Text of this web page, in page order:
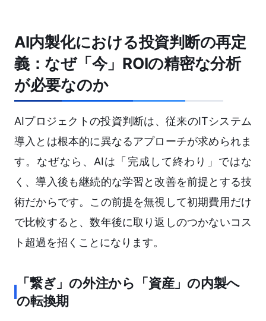
AI内製化における投資判断の再定
義：なぜ「今」ROIの精密な分析
が必要なのか
AIプロジェクトの投資判断は、従来のITシステム
導入とは根本的に異なるアプローチが求められま
す。なぜなら、AIは「完成して終わり」ではな
く、導入後も継続的な学習と改善を前提とする技
術だからです。この前提を無視して初期費用だけ
で比較すると、数年後に取り返しのつかないコス
ト超過を招くことになります。
「繋ぎ」の外注から「資産」の内製へ
の転換期